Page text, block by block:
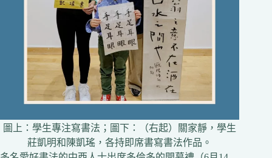
圖上：學生專注寫書法；圖下：（右起）關家靜，學生
莊凱明和陳凱瑤，各持即席書寫書法作品。